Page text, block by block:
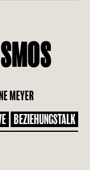
MEYER
BEZIEHUNGSTALK